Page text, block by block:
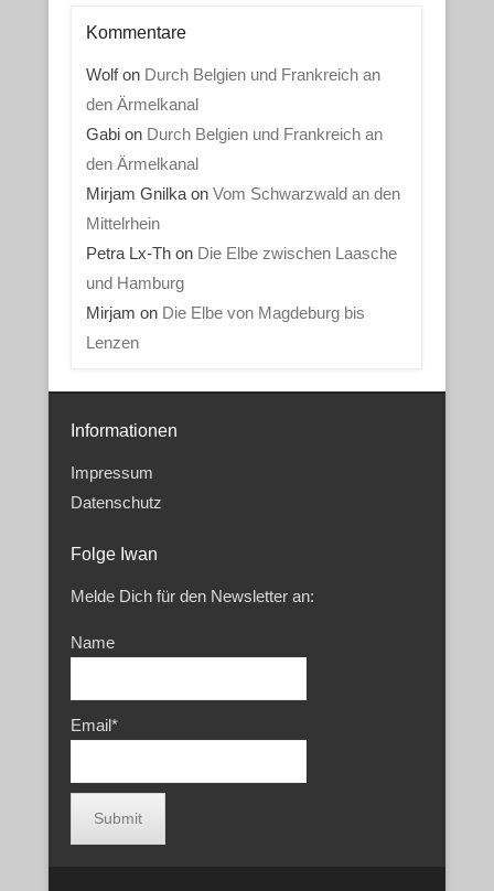
Kommentare
Wolfon Durch Belgien und Frankreich an
den Ärmelkanal
Gabion Durch Belgien und Frankreich an
den Ärmelkanal
Mirjam Gnilkaon Vom Schwarzwald an den
Mittelrhein
Petra Lx-Thon Die Elbe zwischen Laasche
und Hamburg
Mirjam on Die Elbe von Magdeburg bis
Lenzen
Informationen
Impressum
Datenschutz
Folge Iwan
Melde Dich für den Newsletter an:
Name
Email*